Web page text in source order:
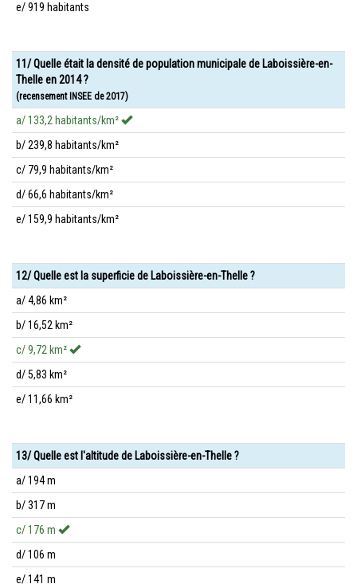
e/ 919 habitants
11/ Quelle était la densité de population municipale de Laboissière-en-
Thelle en 2014 ?
(recensement INSEE de 2017)
a/ 133,2 habitants/km²
b/ 239,8 habitants/km²
c/ 79,9 habitants/km²
d/ 66,6 habitants/km²
e/ 159,9 habitants/km²
12/ Quelle est la superficie de Laboissière-en-Thelle ?
a/ 4,86 km²
b/ 16,52 km²
c/ 9,72 km²
d/ 5,83 km²
e/ 11,66 km²
13/ Quelle est l'altitude de Laboissière-en-Thelle ?
a/ 194 m
b/ 317 m
c/ 176 m
d/ 106 m
e/ 141 m